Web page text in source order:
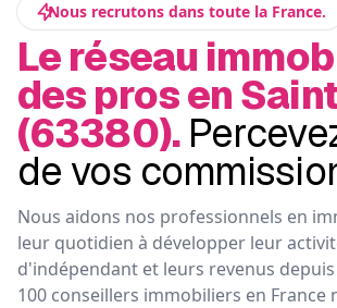
Nous recrutons dans toute la France.
Le réseau
des pros en
(63380).
de vos
Nous aidons nos professionnels en
leur quotidien à développer leur
d'indépendant et leurs revenus depuis
100 conseillers immobiliers en France